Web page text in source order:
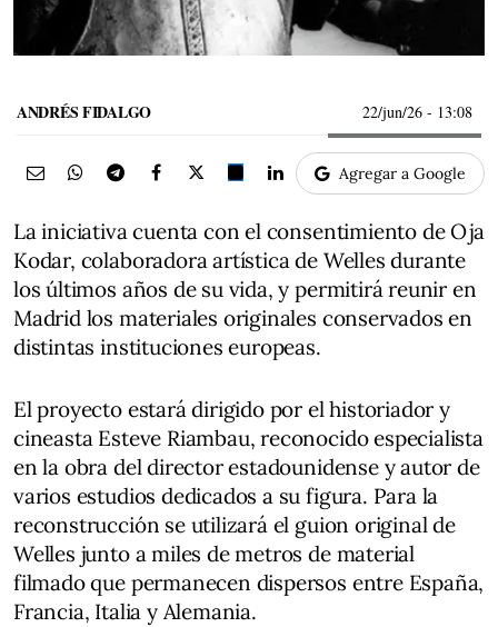
ANDRÉS FIDALGO 22/jun/26 - 13:08
Agregar a Google
La iniciativa cuenta con el consentimiento de Oja
Kodar, colaboradora artística de Welles durante
los últimos años de su vida, y permitirá reunir en
Madrid los materiales originales conservados en
distintas instituciones europeas.
El proyecto estará dirigido por el historiador y
cineasta Esteve Riambau, reconocido especialista
en la obra del director estadounidense y autor de
varios estudios dedicados a su figura. Para la
reconstrucción se utilizará el guion original de
Welles junto a miles de metros de material
filmado que permanecen dispersos entre España,
Francia, Italia y Alemania.